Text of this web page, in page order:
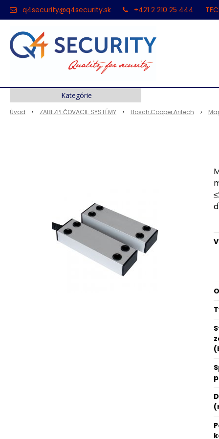
q4security@q4security.sk +421 2 210 25 444
Úvod ZABEZPEČOVACIE SYSTÉMY Bosch,Cooper,Aritech
Kategórie